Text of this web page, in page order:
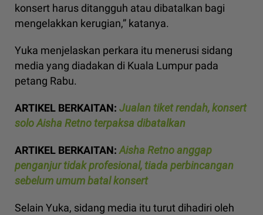
konsert harus ditangguh atau dibatalkan bagi
mengelakkan kerugian,” katanya.
Yuka menjelaskan perkara itu menerusi sidang
media yang diadakan di Kuala Lumpur pada
petang Rabu.
ARTIKEL BERKAITAN: Jualan tiket rendah, konsert
solo Aisha Retno terpaksa dibatalkan
ARTIKEL BERKAITAN: Aisha Retno anggap
penganjur tidak profesional, tiada perbincangan
sebelum umum batal konsert
Selain Yuka, sidang media itu turut dihadiri oleh